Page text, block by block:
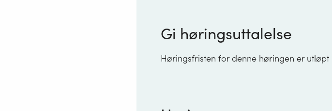
Gi høringsuttalelse
Høringsfristen for denne høringen er utløpt